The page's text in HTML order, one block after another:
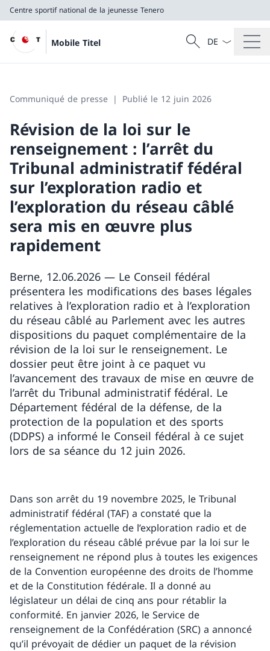
Centre sportif national de la jeunesse Tenero
Mobile Titel
Recherche
Recherche
La langue
Communiqué de presse Publié le 12 juin 2026
Révision de la loi sur le
renseignement : l’arrêt du
Tribunal administratif fédéral
sur l’exploration radio et
l’exploration du réseau câblé
sera mis en œuvre plus
rapidement
Berne, 12.06.2026 — Le Conseil fédéral
présentera les modifications des bases légales
relatives à l’exploration radio et à l’exploration
du réseau câblé au Parlement avec les autres
dispositions du paquet complémentaire de la
révision de la loi sur le renseignement. Le
dossier peut être joint à ce paquet vu
l’avancement des travaux de mise en œuvre de
l’arrêt du Tribunal administratif fédéral. Le
Département fédéral de la défense, de la
protection de la population et des sports
(DDPS) a informé le Conseil fédéral à ce sujet
lors de sa séance du 12 juin 2026.
Dans son arrêt du 19 novembre 2025, le Tribunal
administratif fédéral (TAF) a constaté que la
réglementation actuelle de l’exploration radio et de
l’exploration du réseau câblé prévue par la loi sur le
renseignement ne répond plus à toutes les exigences
de la Convention européenne des droits de l’homme
et de la Constitution fédérale. Il a donné au
législateur un délai de cinq ans pour rétablir la
conformité. En janvier 2026, le Service de
renseignement de la Confédération (SRC) a annoncé
qu’il prévoyait de dédier un paquet de la révision